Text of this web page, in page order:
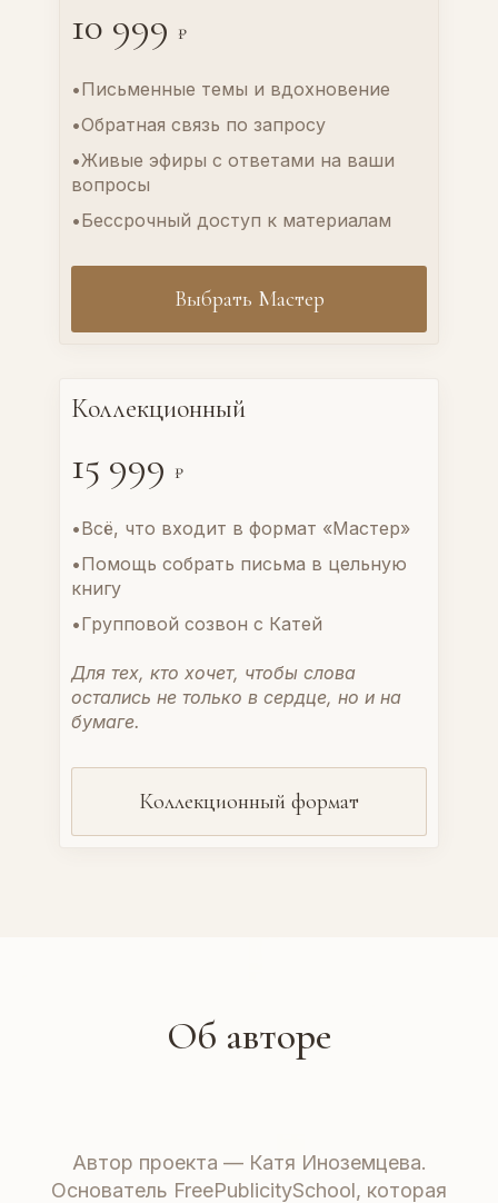
10 999 ₽
•Письменные темы и вдохновение
•Обратная связь по запросу
•Живые эфиры с ответами на ваши
вопросы
•Бессрочный доступ к материалам
Выбрать Мастер
Коллекционный
15 999 ₽
•Всё, что входит в формат «Мастер»
•Помощь собрать письма в цельную
книгу
•Групповой созвон с Катей
Для тех, кто хочет, чтобы слова
остались не только в сердце, но и на
бумаге.
Коллекционный формат
Об авторе
Автор проекта — Катя Иноземцева.
Основатель FreePublicitySchool, которая